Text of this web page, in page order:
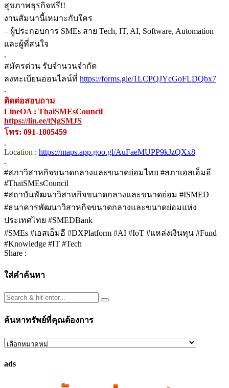
สุขภาพธุรกิจฟรี!!
งานสัมนานี้เหมาะกับใคร
– ผู้ประกอบการ SMEs สาย Tech, IT, AI, Software, Automation
และผู้ที่สนใจ
.
สมัครด่วน รับจำนวนจำกัด
ลงทะเบียนออนไลน์ที่ https://forms.gle/1LCPQJYcGoFLDQbx7
.
ติดต่อสอบถาม
LineOA : ThaiSMEsCouncil
https://lin.ee/tNgSMJS
โทร: 091-1805459
.
Location : https://maps.app.goo.gl/AuFaeMUPP9kJzQXx8
.
#สภาวิสาหกิจขนาดกลางและขนาดย่อมไทย #สภาเอสเอ็มอี
#ThaiSMEsCouncil
#สถาบันพัฒนาวิสาหกิจขนาดกลางและขนาดย่อม #ISMED
#ธนาคารพัฒนาวิสาหกิจขนาดกลางและขนาดย่อมแห่ง
ประเทศไทย #SMEDBank
#SMEs #เอสเอ็มอี #DXPlatform #AI #IoT #แหล่งเงินทุน #Fund
#Knowledge #IT #Tech
Share :
ใส่คำค้นหา
ค้นหาทรัพย์ที่คุณต้องการ
ค้นหา
ที่
ads